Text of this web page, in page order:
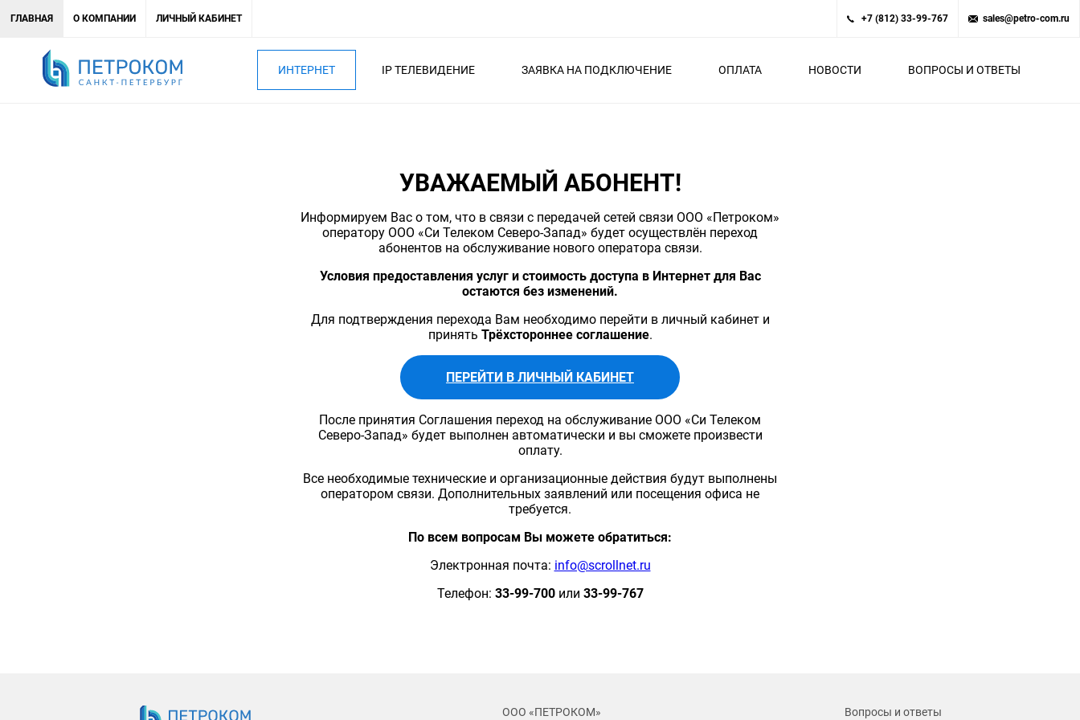
ГЛАВНАЯ О КОМПАНИИ ЛИЧНЫЙ КАБИНЕТ +7 (812) 33-99-767 sales@petro-com.ru
ИНТЕРНЕТ IP ТЕЛЕВИДЕНИЕ ЗАЯВКА НА ПОДКЛЮЧЕНИЕ ОПЛАТА НОВОСТИ ВОПРОСЫ И ОТВЕТЫ
УВАЖАЕМЫЙ АБОНЕНТ!
Информируем Вас о том, что в связи с передачей сетей связи ООО «Петроком»
оператору ООО «Си Телеком Северо-Запад» будет осуществлён переход
абонентов на обслуживание нового оператора связи.
Условия предоставления услуг и стоимость доступа в Интернет для Вас
остаются без изменений.
Для подтверждения перехода Вам необходимо перейти в личный кабинет и
принять Трёхстороннее соглашение.
ПЕРЕЙТИ В ЛИЧНЫЙ КАБИНЕТ
После принятия Соглашения переход на обслуживание ООО «Си Телеком
Северо-Запад» будет выполнен автоматически и вы сможете произвести
оплату.
Все необходимые технические и организационные действия будут выполнены
оператором связи. Дополнительных заявлений или посещения офиса не
требуется.
По всем вопросам Вы можете обратиться:
Электронная почта: info@scrollnet.ru
Телефон: 33-99-700или 33-99-767
ООО «ПЕТРОКОМ»
Вопросы и ответы